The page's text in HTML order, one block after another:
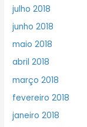
julho 2018
junho 2018
maio 2018
abril 2018
março 2018
fevereiro 2018
janeiro 2018